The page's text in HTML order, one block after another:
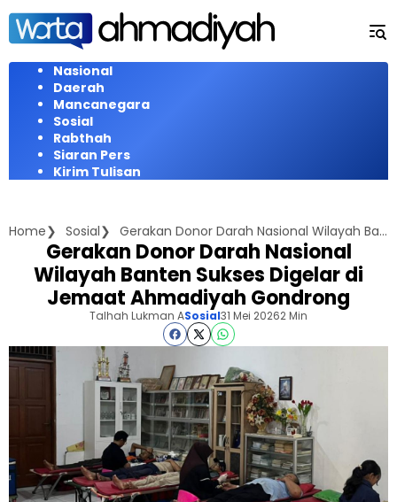
Langsung
konten
Nasional
Daerah
Mancanegara
Sosial
Rabthah
Siaran Pers
Kirim Tulisan
Home Sosial Gerakan Donor Darah Nasional Wilayah Banten Sukses Digelar di Jemaat Ahmadiyah Gondrong
Gerakan Donor Darah Nasional
Wilayah Banten Sukses Digelar di
Jemaat Ahmadiyah Gondrong
Talhah Lukman ASosial31 Mei 20262 Min